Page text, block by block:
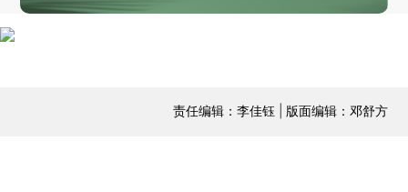
责任编辑：李佳钰 | 版面编辑：邓舒方